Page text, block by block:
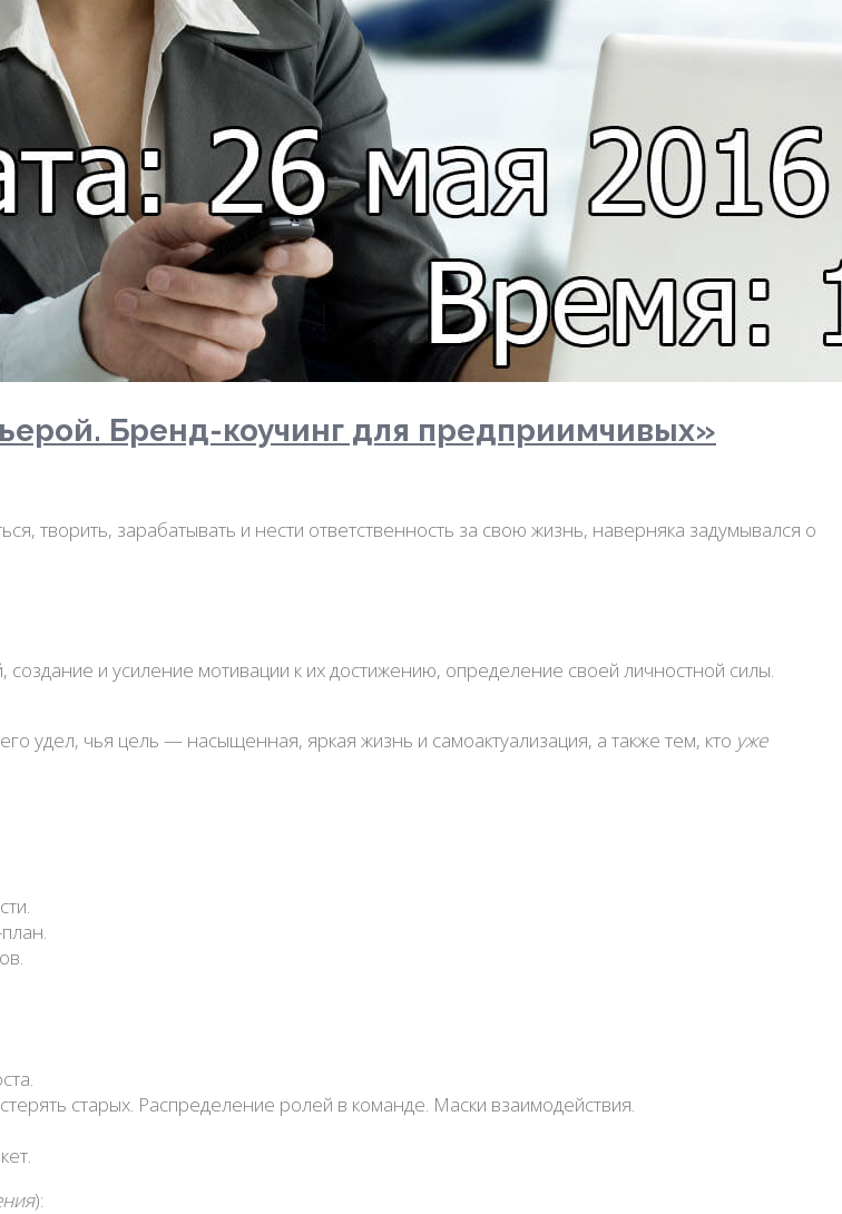
Бренд-коучинг для предприимчивых»
творить, зарабатывать и нести ответственность за свою жизнь, наверняка задумывался о
и усиление мотивации к их достижению, определение своей личностной силы.
удел, чья цель — насыщенная, яркая жизнь и самоактуализация, а также тем, кто уже
старых. Распределение ролей в команде. Маски взаимодействия.
):